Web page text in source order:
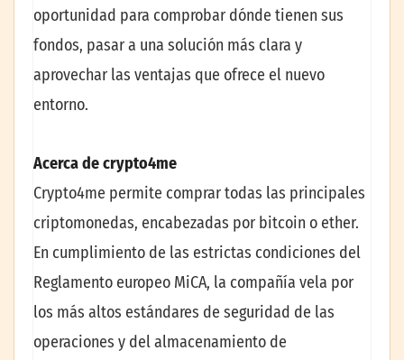
oportunidad para comprobar dónde tienen sus
fondos, pasar a una solución más clara y
aprovechar las ventajas que ofrece el nuevo
entorno.
Acerca de crypto4me
Crypto4me permite comprar todas las principales
criptomonedas, encabezadas por bitcoin o ether.
En cumplimiento de las estrictas condiciones del
Reglamento europeo MiCA, la compañía vela por
los más altos estándares de seguridad de las
operaciones y del almacenamiento de